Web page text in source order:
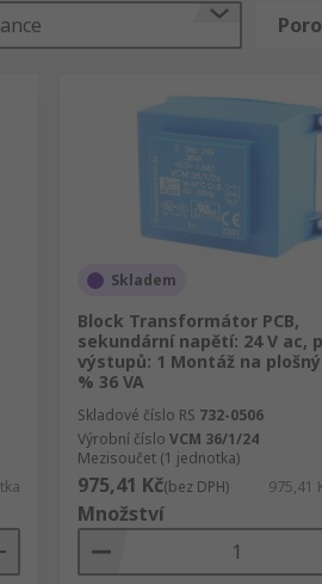
nebo v náročných
sad, krytů svorek, feritových
Skladem
Block Transformátor PCB,
sekundární napětí: 24 V ac,
výstupů: 1 Montáž na
% 36 VA
Skladové číslo RS 732-0506
Výrobní číslo VCM 36/1/24
Mezisoučet (1 jednotka)
975,41 Kč(bez DPH) 975,41
Množství